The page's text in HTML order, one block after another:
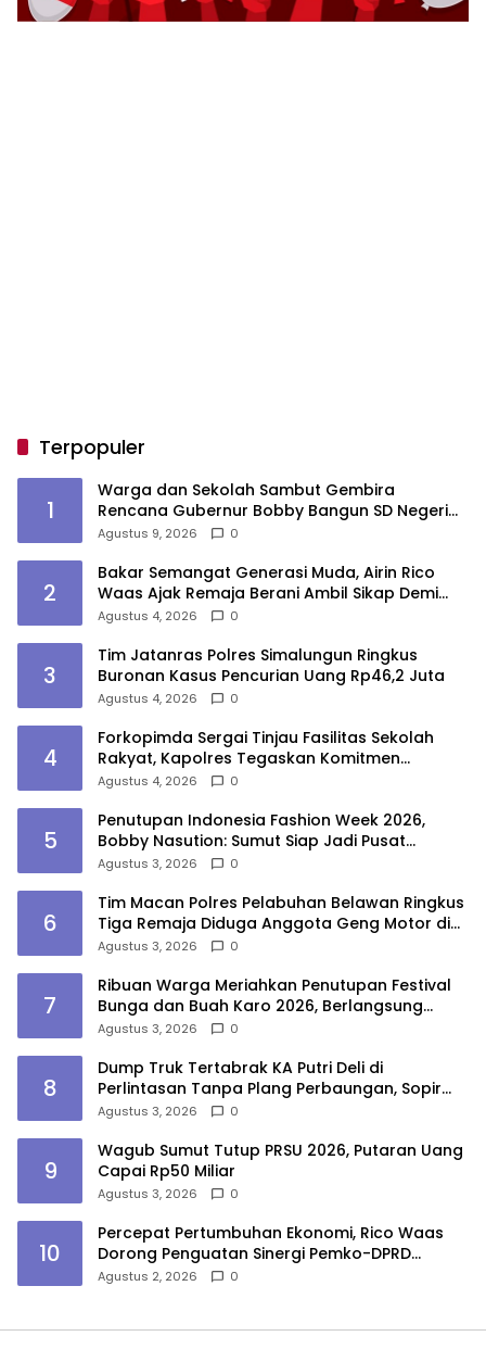
Terpopuler
1
Warga dan Sekolah Sambut Gembira
Rencana Gubernur Bobby Bangun SD Negeri
Lasara di Nias Utara
Agustus 9, 2026 0
2
Bakar Semangat Generasi Muda, Airin Rico
Waas Ajak Remaja Berani Ambil Sikap Demi
Masa Depan
Agustus 4, 2026 0
3
Tim Jatanras Polres Simalungun Ringkus
Buronan Kasus Pencurian Uang Rp46,2 Juta
Agustus 4, 2026 0
4
Forkopimda Sergai Tinjau Fasilitas Sekolah
Rakyat, Kapolres Tegaskan Komitmen
Ciptakan Lingkungan Belajar Aman dan
Agustus 4, 2026 0
5
Penutupan Indonesia Fashion Week 2026,
Bobby Nasution: Sumut Siap Jadi Pusat
Fashion Indonesia Lewat Wastra
Agustus 3, 2026 0
6
Tim Macan Polres Pelabuhan Belawan Ringkus
Tiga Remaja Diduga Anggota Geng Motor di
Marelan
Agustus 3, 2026 0
7
Ribuan Warga Meriahkan Penutupan Festival
Bunga dan Buah Karo 2026, Berlangsung
Aman di Bawah Pengamanan Gabungan
Agustus 3, 2026 0
8
Dump Truk Tertabrak KA Putri Deli di
Perlintasan Tanpa Plang Perbaungan, Sopir
Tewas
Agustus 3, 2026 0
9
Wagub Sumut Tutup PRSU 2026, Putaran Uang
Capai Rp50 Miliar
Agustus 3, 2026 0
10
Percepat Pertumbuhan Ekonomi, Rico Waas
Dorong Penguatan Sinergi Pemko-DPRD
Medan
Agustus 2, 2026 0